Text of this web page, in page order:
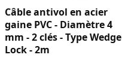
Câble antivol en acier
gaine PVC - Diamètre 4
mm - 2 clés - Type Wedge
Lock - 2m